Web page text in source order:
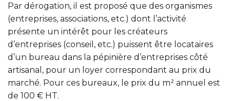
Par dérogation, il est proposé que des organismes
(entreprises, associations, etc.) dont l’activité
présente un intérêt pour les créateurs
d’entreprises (conseil, etc.) puissent être locataires
d’un bureau dans la pépinière d’entreprises côté
artisanal, pour un loyer correspondant au prix du
marché. Pour ces bureaux, le prix du m² annuel est
de 100 € HT.